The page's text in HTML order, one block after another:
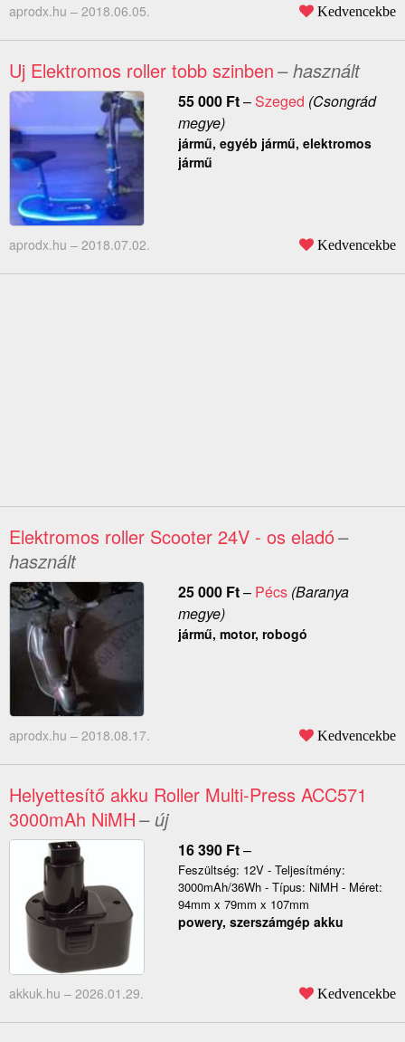
aprodx.hu – 2018.06.05. Kedvencekbe
Uj Elektromos roller tobb szinben– használt
55 000 Ft–Szeged (Csongrád
megye)
jármű, egyéb jármű, elektromos
jármű
aprodx.hu – 2018.07.02. Kedvencekbe
Elektromos roller Scooter 24V - os eladó–
használt
25 000 Ft– Pécs(Baranya
megye)
jármű, motor, robogó
aprodx.hu – 2018.08.17. Kedvencekbe
Helyettesítő akku Roller Multi-Press ACC571
3000mAh NiMH– új
16 390 Ft–
Feszültség: 12V - Teljesítmény:
3000mAh/36Wh - Típus: NiMH - Méret:
94mm x 79mm x 107mm
powery, szerszámgép akku
akkuk.hu – 2026.01.29. Kedvencekbe